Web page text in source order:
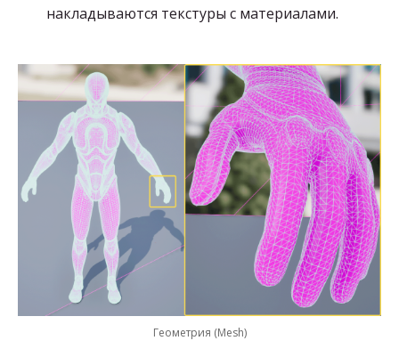
накладываются текстуры с материалами.
Геометрия (Mesh)